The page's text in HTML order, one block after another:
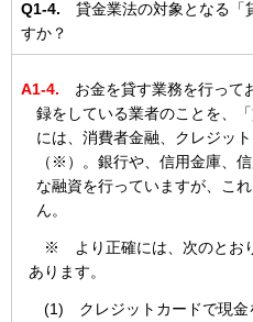
Q1-4. 貸金業法の対象となる「
すか？
A1-4. お金を貸す業務を行って
録をしている業者のことを、
には、消費者金融、クレジッ
（※）。銀行や、信用金庫、
な融資を行っていますが、こ
ん。
※ より正確には、次のとお
あります。
(1) クレジットカードで現金